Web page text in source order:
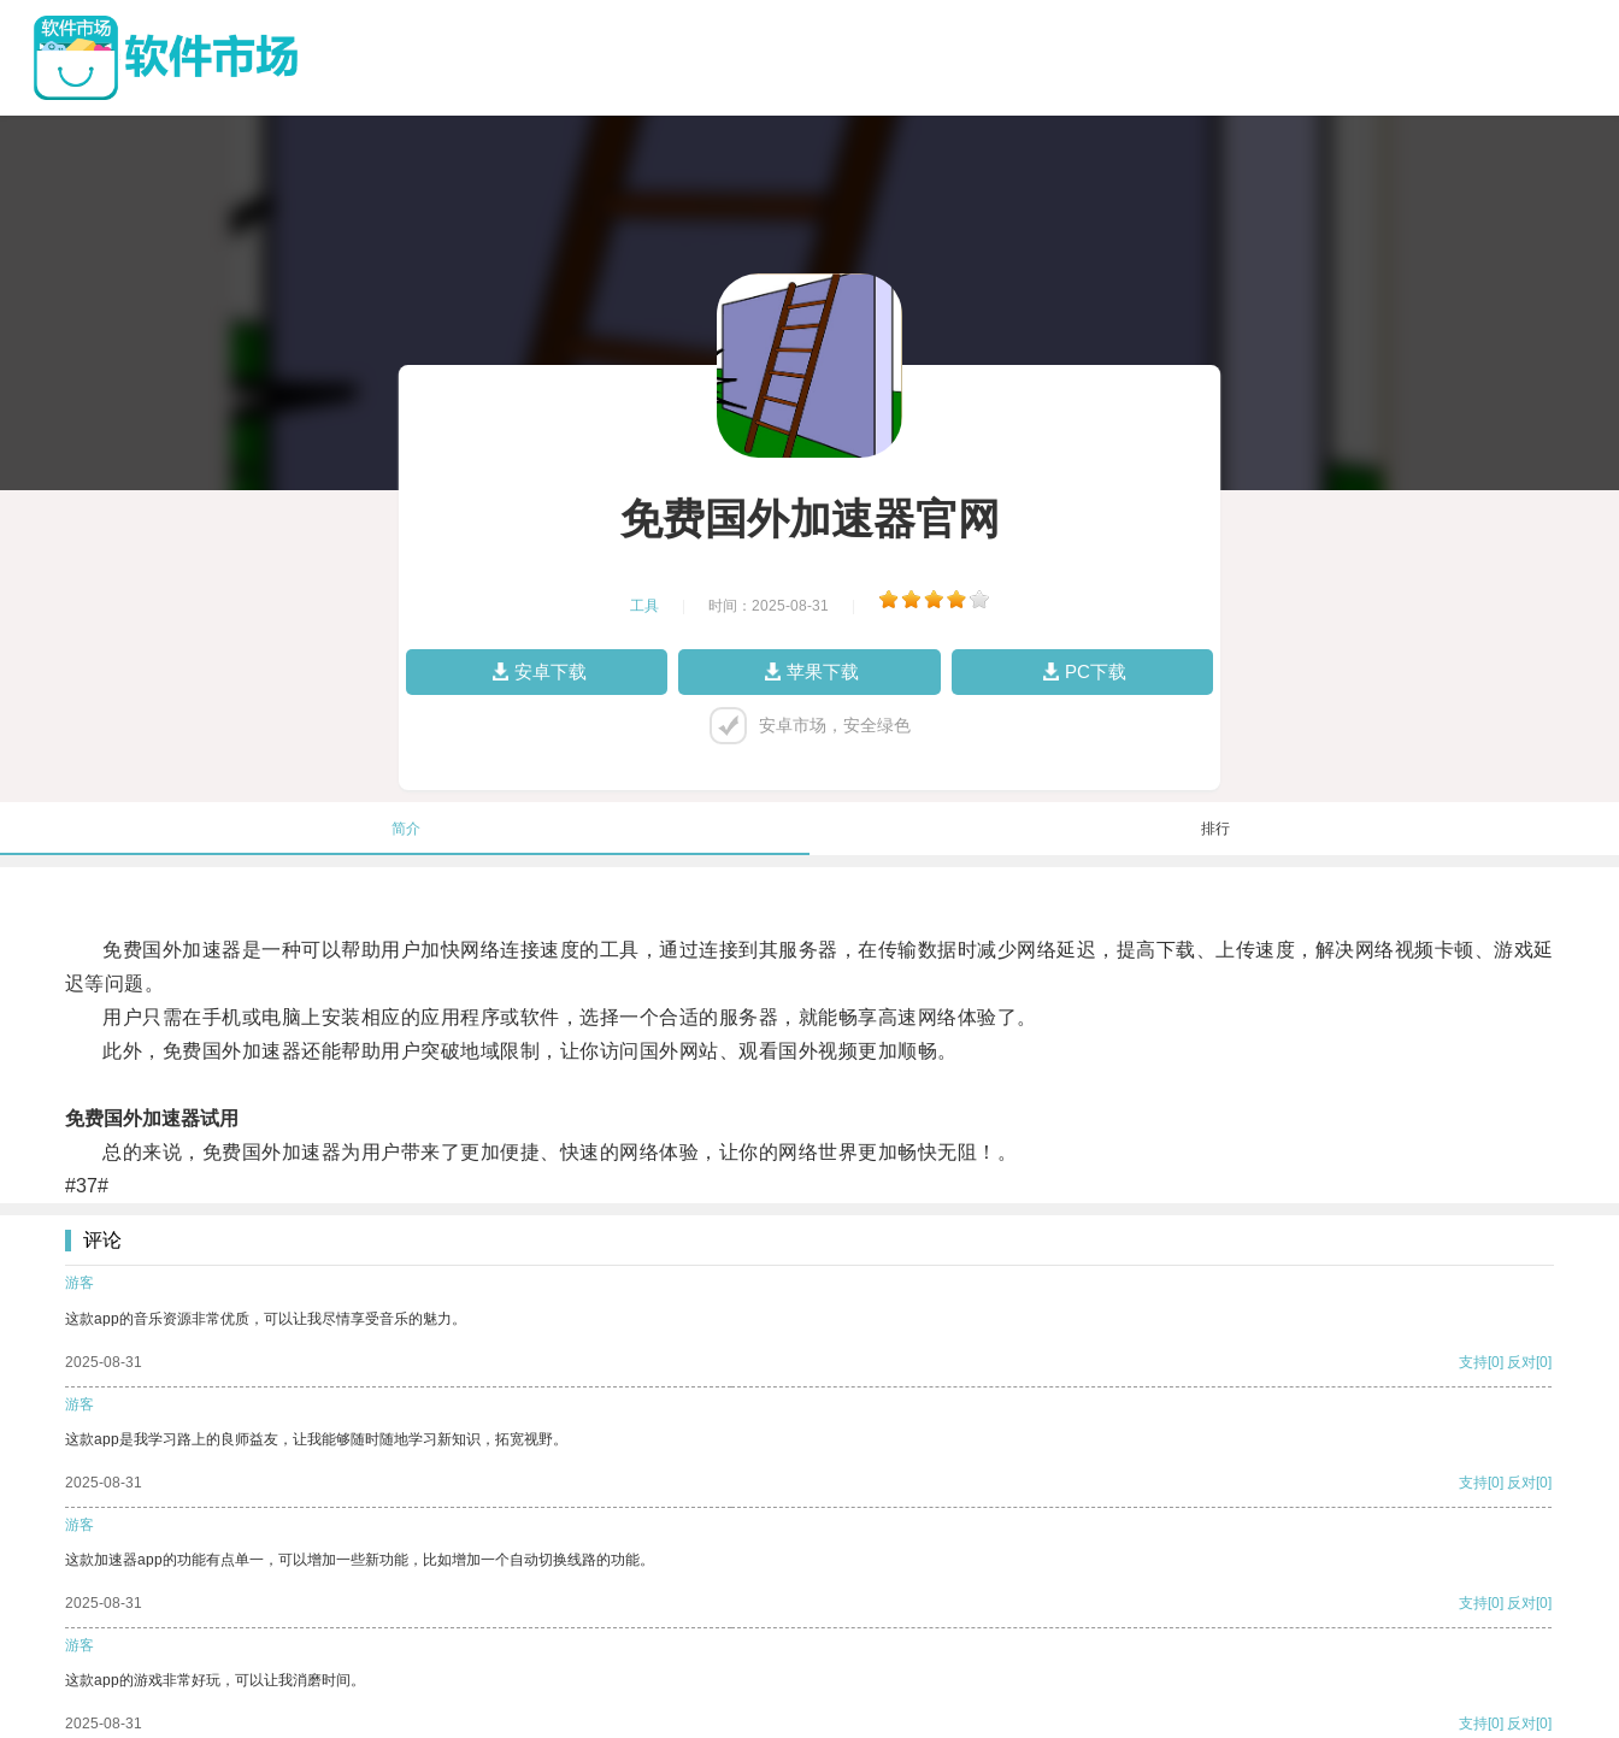
免费国外加速器官网
工具 时间：2025-08-31
安卓下载 苹果下载 PC下载
安卓市场，安全绿色
简介 排行
免费国外加速器是一种可以帮助用户加快网络连接速度的工具，通过连接到其服务器，在传输数据时减少网络延迟，提高下载、上传速度，解决网络视频卡顿、游戏延
迟等问题。
用户只需在手机或电脑上安装相应的应用程序或软件，选择一个合适的服务器，就能畅享高速网络体验了。
此外，免费国外加速器还能帮助用户突破地域限制，让你访问国外网站、观看国外视频更加顺畅。
免费国外加速器试用
总的来说，免费国外加速器为用户带来了更加便捷、快速的网络体验，让你的网络世界更加畅快无阻！。
#37#
评论
游客
这款app的音乐资源非常优质，可以让我尽情享受音乐的魅力。
2025-08-31 支持[0] 反对[0]
游客
这款app是我学习路上的良师益友，让我能够随时随地学习新知识，拓宽视野。
2025-08-31 支持[0] 反对[0]
游客
这款加速器app的功能有点单一，可以增加一些新功能，比如增加一个自动切换线路的功能。
2025-08-31 支持[0] 反对[0]
游客
这款app的游戏非常好玩，可以让我消磨时间。
2025-08-31 支持[0] 反对[0]